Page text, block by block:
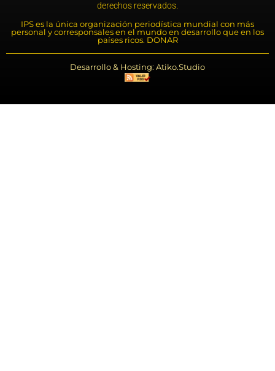
derechos reservados.
IPS es la única organización periodística mundial con más
personal y corresponsales en el mundo en desarrollo que en los
países ricos. DONAR
Desarrollo & Hosting: Atiko.Studio